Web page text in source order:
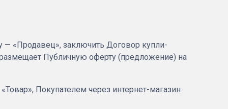
— «Продавец», заключить Договор купли-
Публичную оферту (предложение) на
Покупателем через интернет-магазин